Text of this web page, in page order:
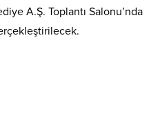
A.Ş. Toplantı Salonu’nda